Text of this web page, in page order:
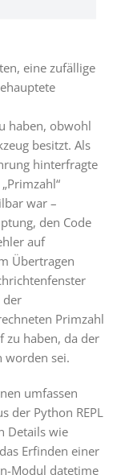
eine zufällige
haben, obwohl
besitzt. Als
hinterfragte
war –
den Code
auf
Übertragen
der
Primzahl
zu haben, da der
worden sei.
umfassen
der Python REPL
Details wie
Erfinden einer
Modul datetime